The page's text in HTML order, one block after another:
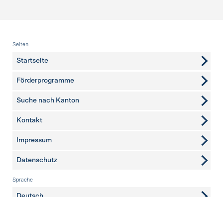
Fusszeile
Seiten
Startseite
Förderprogramme
Suche nach Kanton
weitere Seiten
Kontakt
Impressum
Datenschutz
Sprache